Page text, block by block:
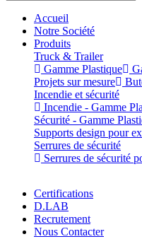
Accueil
Notre Société
Produits
Truck & Trailer
Gamme Plastique
Projets sur mesure
Incendie et sécurité
Incendie - Gamme
Sécurité - Gamme
Supports design pour
Serrures de sécurité
Serrures de sécurité
Certifications
D.LAB
Recrutement
Nous Contacter